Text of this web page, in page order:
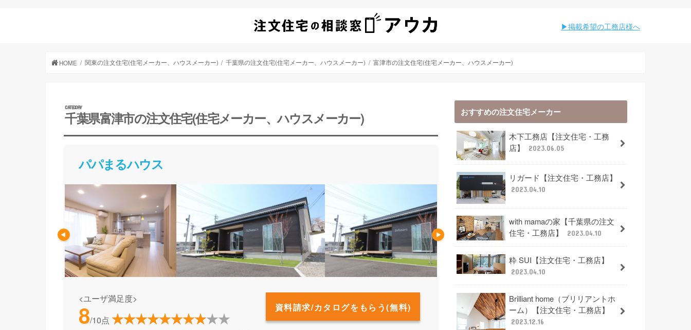
︎︎掲載希望の工務店様へ
HOME 関東の注文住宅(住宅メーカー、ハウスメーカー) 千葉県の注文住宅(住宅メーカー、ハウスメーカー) 富津市の注文住宅(住宅メーカー、ハウスメーカー)
千葉県富津市の注文住宅(住宅メーカー、ハウスメーカー)
パパまるハウス
<ユーザ満足度>
8/10点
資料請求/カタログをもらう(無料)
おすすめの注文住宅メーカー
木下工務店【注文住宅・工務
店】
2023.06.05
リガード【注文住宅・工務店】
2023.04.10
with mamaの家【千葉県の注文
住宅・工務店】
2023.04.10
粋 SUI【注文住宅・工務店】
2023.04.10
Brilliant home（ブリリアントホ
ーム）【注文住宅・工務店】
2023.12.16